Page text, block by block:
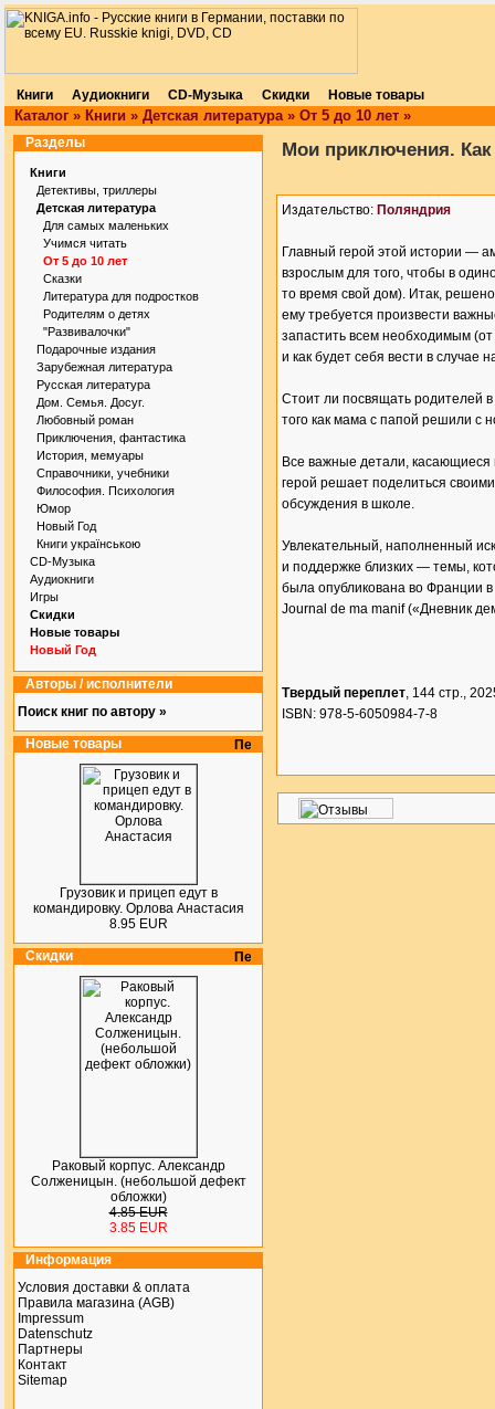
Книги Аудиокниги CD-Музыка Скидки Новые товары
Каталог » Книги » Детская литература» От 5 до 10 лет »
Разделы
Книги
Детективы, триллеры
Детская литература
Для самых маленьких
Учимся читать
От 5 до 10 лет
Сказки
Литература для подростков
Родителям о детях
"Развивалочки"
Подарочные издания
Зарубежная литература
Русская литература
Дом. Семья. Досуг.
Любовный роман
Приключения, фантастика
История, мемуары
Справочники, учебники
Философия. Психология
Юмор
Новый Год
Книги українською
CD-Музыка
Аудиокниги
Игры
Скидки
Новые товары
Новый Год
Авторы / исполнители
Поиск книг по автору »
Новые товары
Грузовик и прицеп едут в
командировку. Орлова Анастасия
8.95 EUR
Скидки
Раковый корпус. Александр
Солженицын. (небольшой дефект
обложки)
4.85 EUR
3.85 EUR
Информация
Условия доставки & оплата
Правила магазина (AGB)
Impressum
Datenschutz
Партнеры
Контакт
Sitemap
Мои приключения.
Издательство: Поляндрия
Главный герой этой истории —
взрослым для того, чтобы в
то время свой дом). Итак,
ему требуется произвести
запастить всем необходимым
и как будет себя вести в случае
Стоит ли посвящать родителей
того как мама с папой решили с
Все важные детали, касающиеся
герой решает поделиться
обсуждения в школе.
Увлекательный, наполненный
и поддержке близких — темы,
была опубликована во Франции
Journal de ma manif («Дневник
Твердый переплет, 144 стр.,
ISBN: 978-5-6050984-7-8